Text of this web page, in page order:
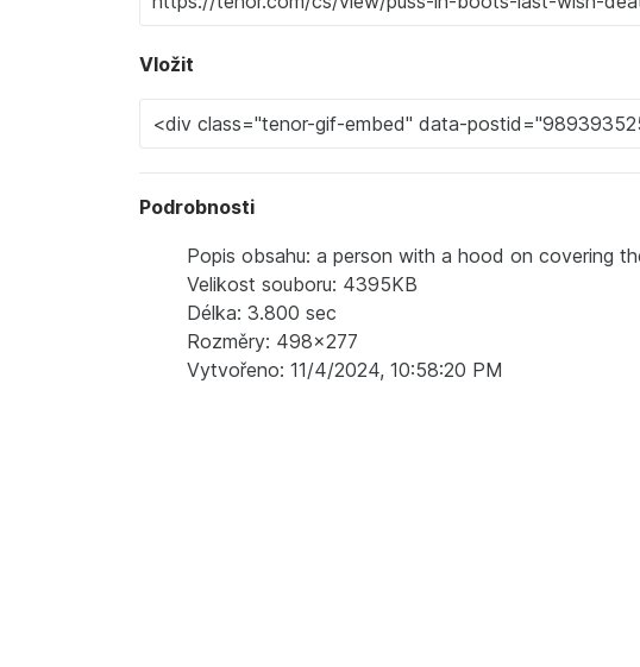
Vložit
Podrobnosti
Popis obsahu: a person with a hood on covering
Velikost souboru: 4395KB
Délka: 3.800 sec
Rozměry: 498x277
Vytvořeno: 11/4/2024, 10:58:20 PM